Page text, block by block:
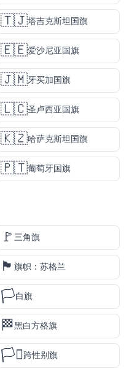
🇹🇯塔吉克斯坦国旗
🇪🇪爱沙尼亚国旗
🇯🇲牙买加国旗
🇱🇨圣卢西亚国旗
🇰🇿哈萨克斯坦国旗
🇵🇹葡萄牙国旗
🚩 三角旗
🏴󠁧󠁢󠁳󠁣󠁴󠁿 旗帜：苏格兰
🏳️白旗
🏁黑白方格旗
🏳️‍⚧️跨性别旗